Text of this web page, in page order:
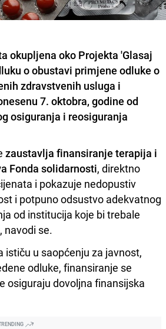
okupljena oko Projekta 'Glasaj
o obustavi primjene odluke o
zdravstvenih usluga i
7. oktobra, godine od
osiguranja i reosiguranja
zaustavlja finansiranje terapija i
Fonda solidarnosti, direktno
i pokazuje nedopustiv
i potpuno odsustvo adekvatnog
od institucija koje bi trebale
navodi se.
ističu u saopćenju za javnost,
odluke, finansiranje se
osiguraju dovoljna finansijska